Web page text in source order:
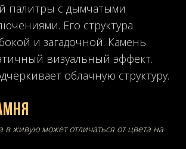
палитры с дымчатыми
Его структура
и загадочной. Камень
визуальный эффект.
облачную структуру.
в живую может отличаться от цвета на